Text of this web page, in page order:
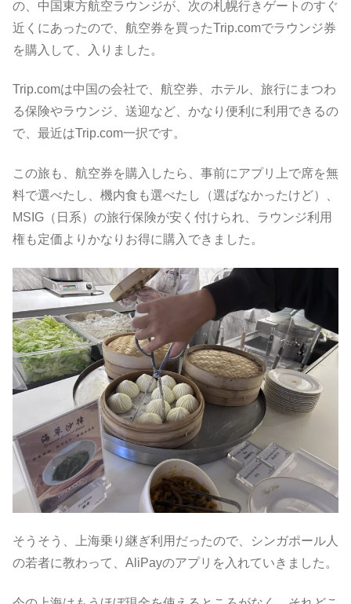
の、中国東方航空ラウンジが、次の札幌行きゲートのすぐ
近くにあったので、航空券を買ったTrip.comでラウンジ券
を購入して、入りました。
Trip.comは中国の会社で、航空券、ホテル、旅行にまつわ
る保険やラウンジ、送迎など、かなり便利に利用できるの
で、最近はTrip.com一択です。
この旅も、航空券を購入したら、事前にアプリ上で席を無
料で選べたし、機内食も選べたし（選ばなかったけど）、
MSIG（日系）の旅行保険が安く付けられ、ラウンジ利用
権も定価よりかなりお得に購入できました。
そうそう、上海乗り継ぎ利用だったので、シンガポール人
の若者に教わって、AliPayのアプリを入れていきました。